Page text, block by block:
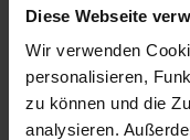
Diese Webseite
Wir verwenden
personalisieren,
zu können und die
analysieren.
Durch die
Unternehmen
Funktionieren des
nachhaltig stören.